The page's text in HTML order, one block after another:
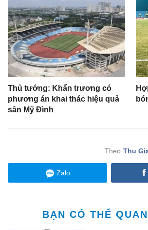
Thủ tướng: Khẩn trương có
phương án khai thác hiệu quả
sân Mỹ Đình
Thu
Zalo
BẠN CÓ THỂ